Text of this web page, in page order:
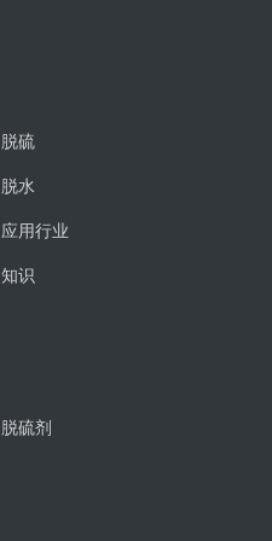
脱硫
脱水
应用行业
知识
脱硫剂